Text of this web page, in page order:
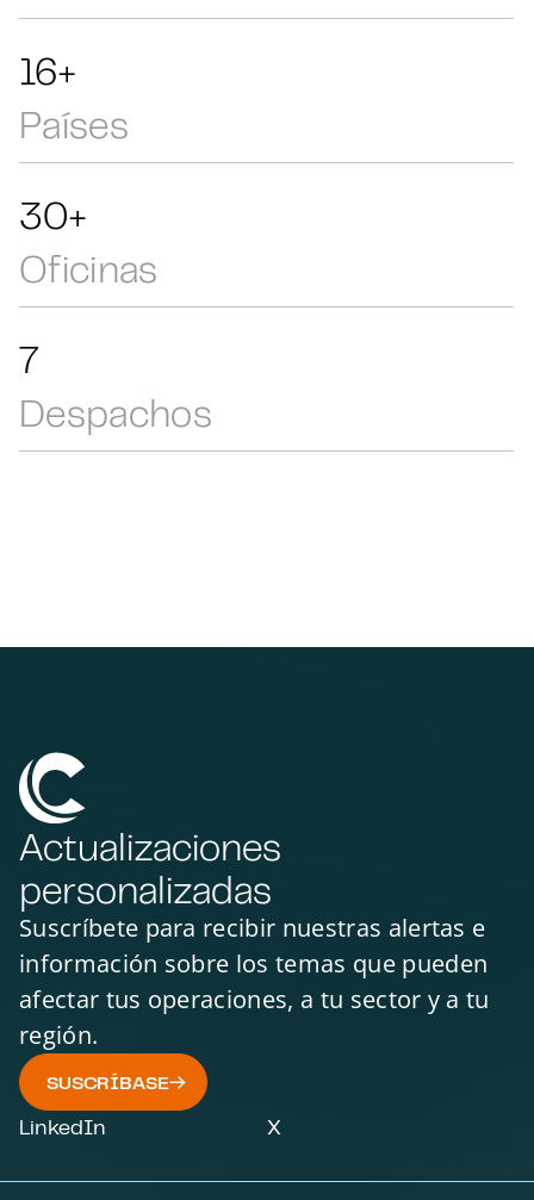
35+
Países
64+
Oficinas
15
Despachos
Actualizaciones
personalizadas
Suscríbete para recibir nuestras alertas e
información sobre los temas que pueden
afectar tus operaciones, a tu sector y a tu
región.
SUSCRÍBASE
LinkedIn X